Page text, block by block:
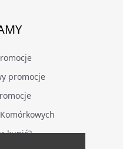
promocje
kupić?